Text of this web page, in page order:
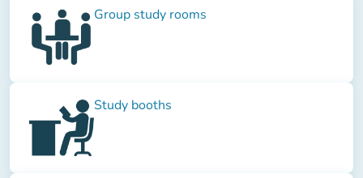
Group study rooms
Study booths